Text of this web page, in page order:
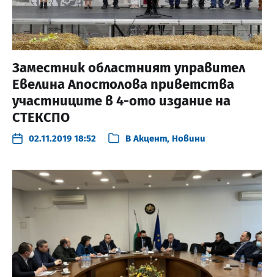
Заместник областният управител
Евелина Апостолова приветства
участниците в 4-ото издание на
СТЕКСПО
02.11.2019 18:52 В Акцент, Новини